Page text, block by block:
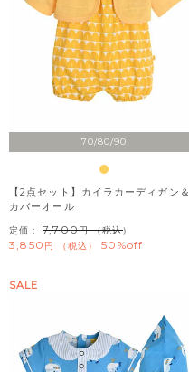
70/80/90
【2点セット】カイラカーディガン＆
カバーオール
定価： 7,700 （税込）
3,850 税込 50%off
SALE